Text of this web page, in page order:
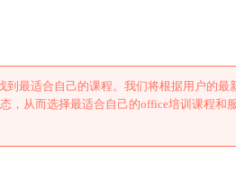
到最适合自己的课程。我们将根据用户的
，从而选择最适合自己的office培训课程和